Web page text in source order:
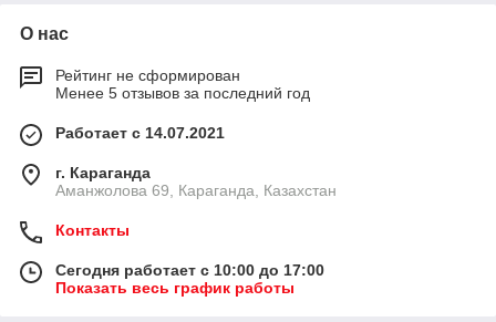
О нас
Рейтинг не сформирован
Менее 5 отзывов за последний год
Работает с 14.07.2021
г. Караганда
Аманжолова 69, Караганда, Казахстан
Контакты
Сегодня работает с 10:00 до 17:00
Показать весь график работы